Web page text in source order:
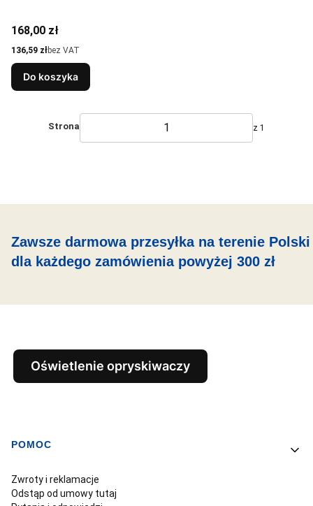
Cena
168,00 zł
Cena
136,59 złbez VAT
Do koszyka
Strona z 1
Zawsze darmowa przesyłka na terenie Polski
dla każdego zamówienia powyżej 300 zł
Oświetlenie opryskiwaczy
Linki w stopce
POMOC
Zwroty i reklamacje
Odstąp od umowy tutaj